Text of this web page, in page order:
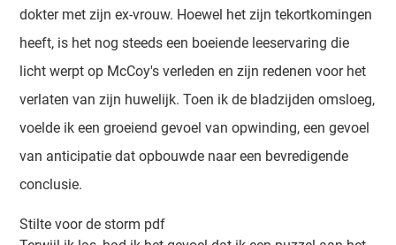
dokter met zijn ex-vrouw. Hoewel het zijn tekortkomingen
heeft, is het nog steeds een boeiende leeservaring die
licht werpt op McCoy's verleden en zijn redenen voor het
verlaten van zijn huwelijk. Toen ik de bladzijden omsloeg,
voelde ik een groeiend gevoel van opwinding, een gevoel
van anticipatie dat opbouwde naar een bevredigende
conclusie.
Stilte voor de storm pdf